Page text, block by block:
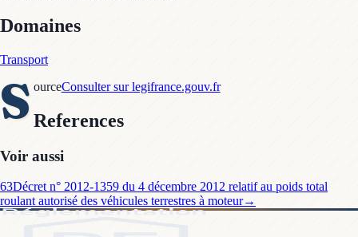
Domaines
Transport
S ourceConsulter sur legifrance.gouv.fr
References
Voir aussi
63Décret n° 2012-1359 du 4 décembre 2012 relatif au poids total
roulant autorisé des véhicules terrestres à moteur→